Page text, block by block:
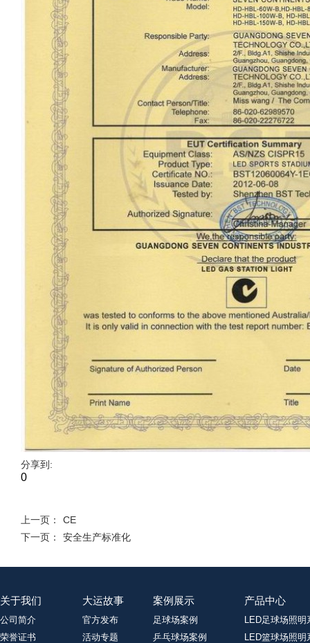
分享到:
0
上一页：
CE
下一页：
安全生产标准化
关于我们
公司简介
荣誉证书
大运故事
官方发布
活动专题
案例展示
足球场案例
乒乓球场案例
产品中心
LED足球场照明
LED篮球场照明